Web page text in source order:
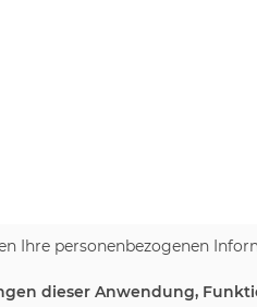
Ihre personenbezogenen
dieser Anwendung,